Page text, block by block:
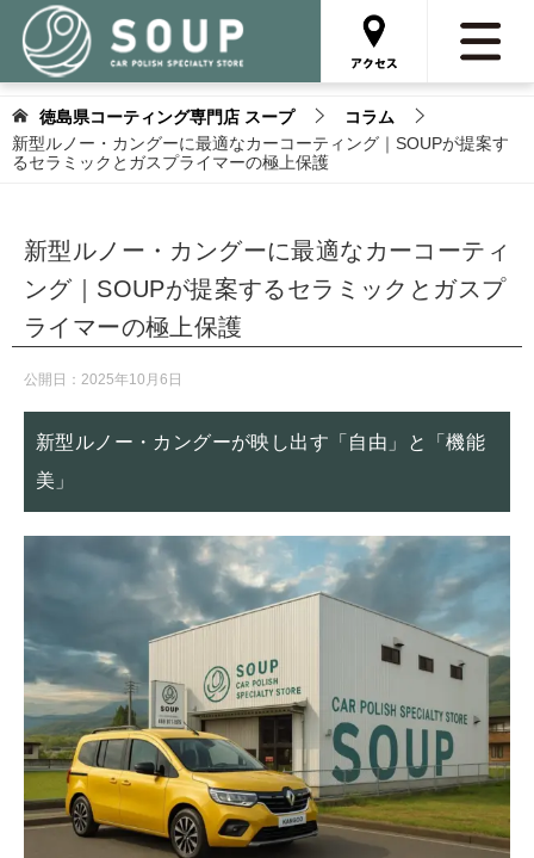
徳島県コーティング専門店 スープ
コラム
新型ルノー・カングーに最適なカーコーティング｜SOUPが提案す
るセラミックとガスプライマーの極上保護
新型ルノー・カングーに最適なカーコーティ
ング｜SOUPが提案するセラミックとガスプ
ライマーの極上保護
公開日： 2025年10月6日
新型ルノー・カングーが映し出す「自由」と「機能
美」